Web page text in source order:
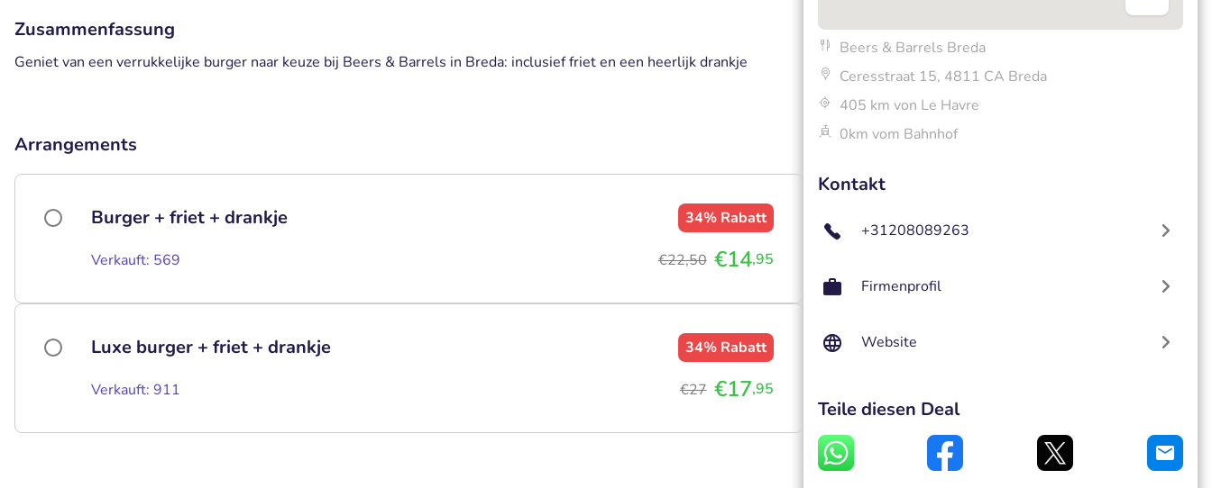
Zusammenfassung
Geniet van een verrukkelijke burger naar keuze bij Beers & Barrels in Breda: inclusief friet en een heerlijk drankje
Arrangements
Burger + friet + drankje 34% Rabatt
Verkauft: 569 €22,50 €14,95
Luxe burger + friet + drankje 34% Rabatt
Verkauft: 911 €27 €17,95
Beers & Barrels Breda
Ceresstraat 15, 4811 CA Breda
405 km von Le Havre
0km vom Bahnhof
Kontakt
+31208089263
Firmenprofil
Website
Teile diesen Deal